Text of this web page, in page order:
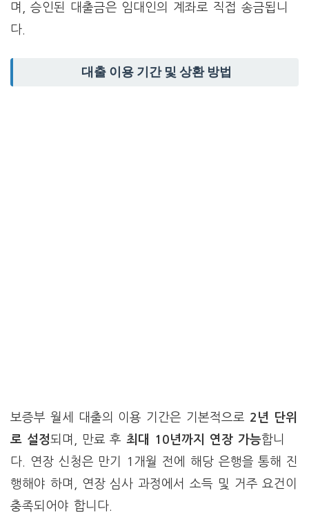
며, 승인된 대출금은 임대인의 계좌로 직접 송금됩니
다.
대출 이용 기간 및 상환 방법
보증부 월세 대출의 이용 기간은 기본적으로 2년 단위
로 설정되며, 만료 후최대 10년까지 연장 가능합니
다. 연장 신청은 만기 1개월 전에 해당 은행을 통해 진
행해야 하며, 연장 심사 과정에서 소득 및 거주 요건이
충족되어야 합니다.